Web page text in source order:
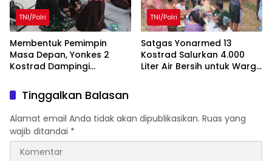
TNI/Polri
Membentuk Pemimpin
Masa Depan, Yonkes 2
Kostrad Dampingi
Rohmah Putri
TNI/Polri
Satgas Yonarmed 13
Kostrad Salurkan 4.000
Liter Air Bersih untuk Warga
Tinggalkan Balasan
Alamat email Anda tidak akan dipublikasikan. Ruas yang
wajib ditandai *